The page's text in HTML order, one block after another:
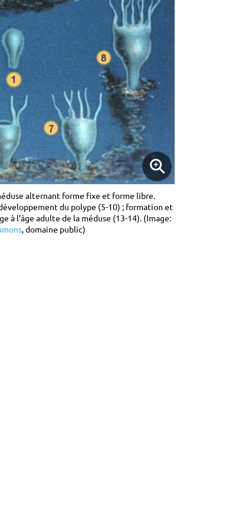
alternant forme fixe et forme libre.
du polype (5-10) ; formation et
à l’âge adulte de la méduse (13-14). (Image:
, domaine public)